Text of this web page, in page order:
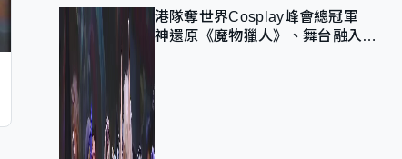
港隊奪世界Cosplay峰會總冠軍
神還原《魔物獵人》、舞台融入獅